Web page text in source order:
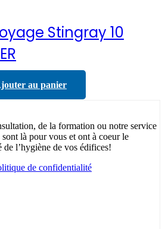
Stingray 10
au panier
de la formation ou notre service
là pour vous et ont à coeur le
de l’hygiène de vos édifices!
de confidentialité